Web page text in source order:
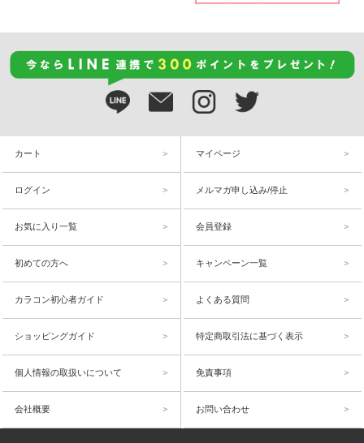
カート マイページ
ログイン メルマガ申し込み/停止
お気に入り一覧 会員登録
初めての方へ キャンペーン一覧
カラコン初心者ガイド よくある質問
ショッピングガイド 特定商取引法に基づく表示
個人情報の取扱いについて 免責事項
会社概要 お問い合わせ